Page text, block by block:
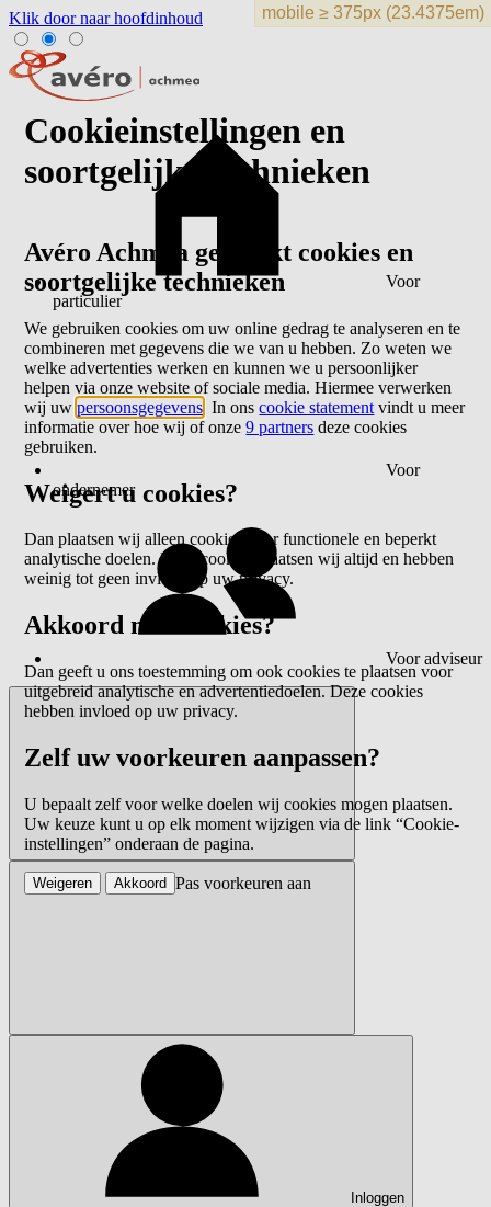
Klik door naar hoofdinhoud
Voor
particulier
Voor
ondernemer
Voor adviseur
Inloggen
Cookieinstellingen en
soortgelijke technieken
Avéro Achmea gebruikt cookies en
soortgelijke technieken
We gebruiken cookies om uw online gedrag te analyseren en te
combineren met gegevens die we van u hebben. Zo weten we
welke advertenties werken en kunnen we u persoonlijker
helpen via onze website of sociale media. Hiermee verwerken
wij uwpersoonsgegevens . In onscookie statement vindt u meer
informatie over hoe wij of onze9 partners deze cookies
gebruiken.
Weigert u cookies?
Dan plaatsen wij alleen cookies voor functionele en beperkt
analytische doelen. Deze cookies plaatsen wij altijd en hebben
weinig tot geen invloed op uw privacy.
Akkoord met cookies?
Dan geeft u ons toestemming om ook cookies te plaatsen voor
uitgebreid analytische en advertentiedoelen. Deze cookies
hebben invloed op uw privacy.
Zelf uw voorkeuren aanpassen?
U bepaalt zelf voor welke doelen wij cookies mogen plaatsen.
Uw keuze kunt u op elk moment wijzigen via de link “Cookie-
instellingen” onderaan de pagina.
Pas voorkeuren aan
Weigeren Akkoord